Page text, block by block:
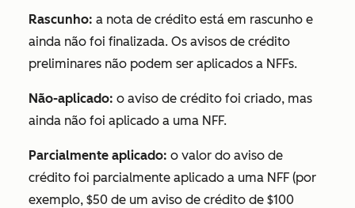
Rascunho: a nota de crédito está em rascunho e
ainda não foi finalizada. Os avisos de crédito
preliminares não podem ser aplicados a NFFs.
Não-aplicado: o aviso de crédito foi criado, mas
ainda não foi aplicado a uma NFF.
Parcialmente aplicado: o valor do aviso de
crédito foi parcialmente aplicado a uma NFF (por
exemplo, $50 de um aviso de crédito de $100